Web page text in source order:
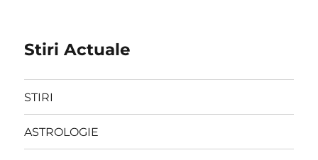
Stiri Actuale
STIRI
ASTROLOGIE